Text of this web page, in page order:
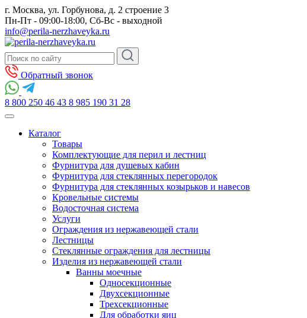
г. Москва, ул. Горбунова, д. 2 строение 3
Пн-Пт - 09:00-18:00, Сб-Вс - выходной
info@perila-nerzhaveyka.ru
Обратный звонок
8 800 250 46 43 8 985 190 31 28
Каталог
Товары
Комплектующие для перил и лестниц
Фурнитура для душевых кабин
Фурнитура для стеклянных перегородок
Фурнитура для стеклянных козырьков и навесов
Кровельные системы
Водосточная система
Услуги
Ограждения из нержавеющей стали
Лестницы
Стеклянные ограждения для лестницы
Изделия из нержавеющей стали
Ванны моечные
Односекционные
Двухсекционные
Трехсекционные
Для обработки яиц